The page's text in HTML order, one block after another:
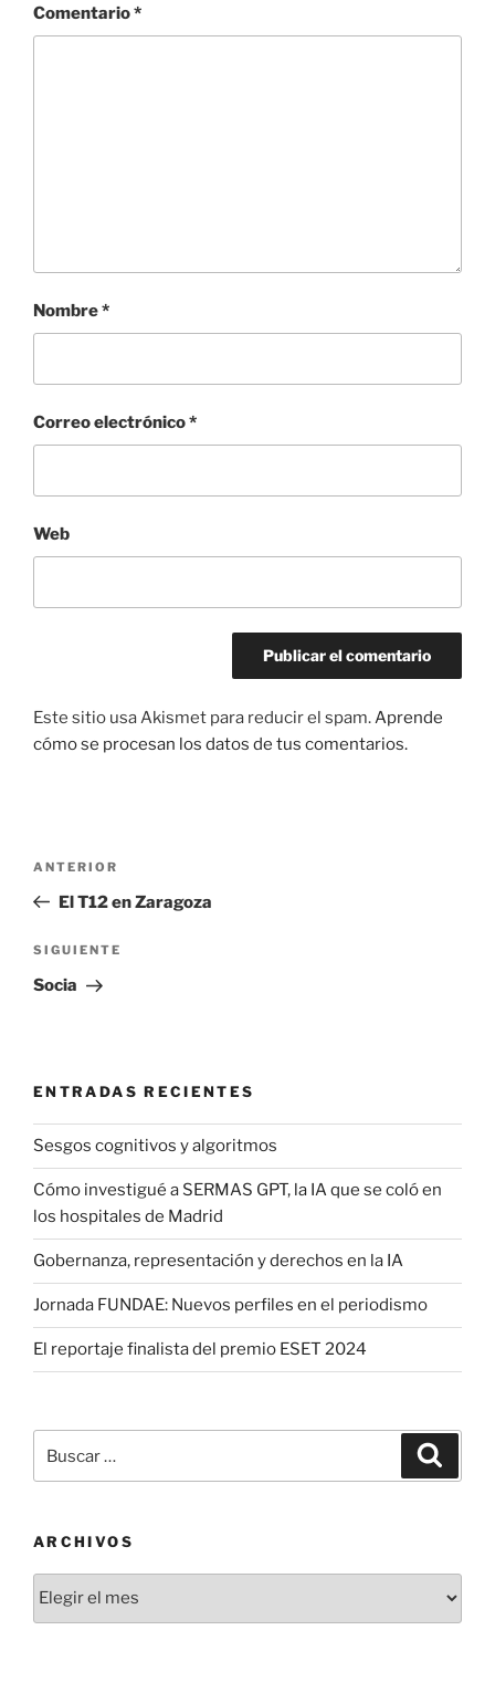
Comentario*
Nombre*
Correo electrónico*
Web
Este sitio usa Akismet para reducir el spam.Aprende
cómo se procesan los datos de tus comentarios.
entradas
Entrada
anterior:
ANTERIOR
El T12 en Zaragoza
Siguiente
entrada
SIGUIENTE
Socia
ENTRADAS RECIENTES
Sesgos cognitivos y algoritmos
Cómo investigué a SERMAS GPT, la IA que se coló en
los hospitales de Madrid
Gobernanza, representación y derechos en la IA
Jornada FUNDAE: Nuevos perfiles en el periodismo
El reportaje finalista del premio ESET 2024
por:
ARCHIVOS